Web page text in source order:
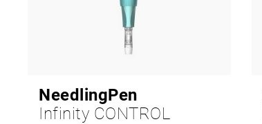
NeedlingPen
Infinity CONTROL